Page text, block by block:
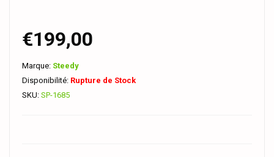
€199,00
Marque: Steedy
Disponibilité: Rupture de Stock
SKU: SP-1685